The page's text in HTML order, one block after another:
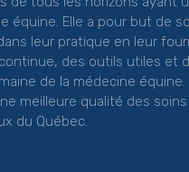
équine. Elle a pour but de
leur pratique en leur
des outils utiles et
de la médecine équine.
meilleure qualité des
du Québec.